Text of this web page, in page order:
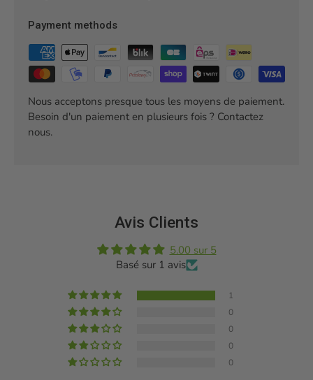
Payment methods
Nous acceptons presque tous les moyens de paiement.
Besoin d'un paiement en plusieurs fois ? Contactez
nous.
Avis Clients
5.00 sur 5
Basé sur 1 avis
1
0
0
0
0